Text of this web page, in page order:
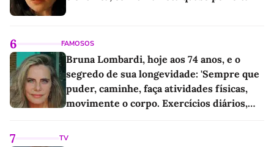
6 FAMOSOS
Bruna Lombardi, hoje aos 74 anos, e o
segredo de sua longevidade: 'Sempre que
puder, caminhe, faça atividades físicas,
movimente o corpo. Exercícios diários,
7 TV